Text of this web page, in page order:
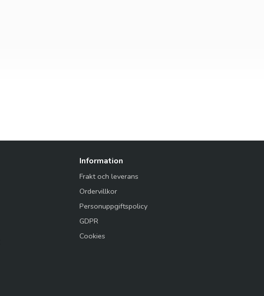
Information
Frakt och leverans
Ordervillkor
Personuppgiftspolicy
GDPR
Cookies